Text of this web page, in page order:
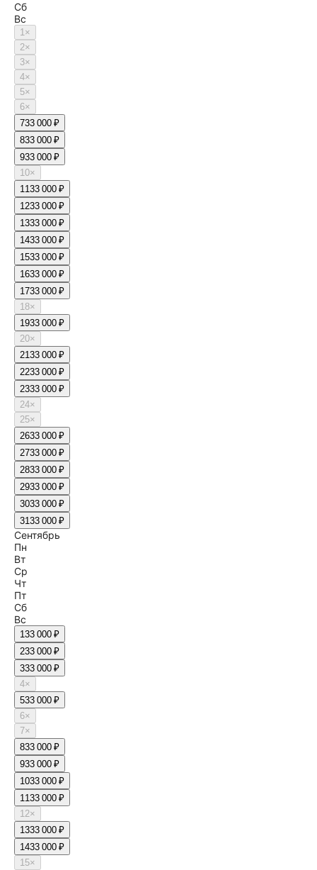
Сб
Вс
1×
2×
3×
4×
5×
6×
733 000 ₽
833 000 ₽
933 000 ₽
10×
1133 000 ₽
1233 000 ₽
1333 000 ₽
1433 000 ₽
1533 000 ₽
1633 000 ₽
1733 000 ₽
18×
1933 000 ₽
20×
2133 000 ₽
2233 000 ₽
2333 000 ₽
24×
25×
2633 000 ₽
2733 000 ₽
2833 000 ₽
2933 000 ₽
3033 000 ₽
3133 000 ₽
Сентябрь
Пн
Вт
Ср
Чт
Пт
Сб
Вс
133 000 ₽
233 000 ₽
333 000 ₽
4×
533 000 ₽
6×
7×
833 000 ₽
933 000 ₽
1033 000 ₽
1133 000 ₽
12×
1333 000 ₽
1433 000 ₽
15×